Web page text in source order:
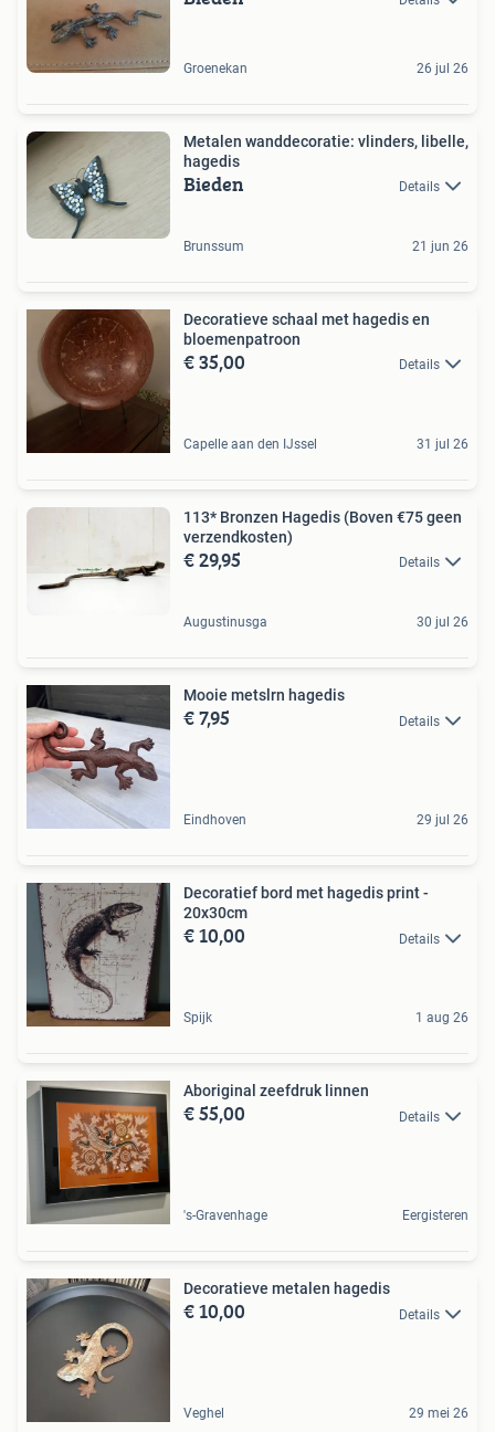
Groenekan 26 jul 26
Metalen wanddecoratie: vlinders, libelle,
hagedis
Bieden Details
Brunssum 21 jun 26
Decoratieve schaal met hagedis en
bloemenpatroon
€ 35,00 Details
Capelle aan den IJssel 31 jul 26
113* Bronzen Hagedis (Boven €75 geen
verzendkosten)
€ 29,95 Details
Augustinusga 30 jul 26
Mooie metslrn hagedis
€ 7,95 Details
Eindhoven 29 jul 26
Decoratief bord met hagedis print -
20x30cm
€ 10,00 Details
Spijk 1 aug 26
Aboriginal zeefdruk linnen
€ 55,00 Details
's-Gravenhage Eergisteren
Decoratieve metalen hagedis
€ 10,00 Details
Veghel 29 mei 26